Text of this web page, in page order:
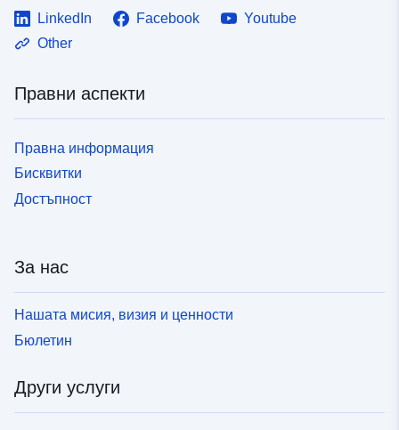
LinkedIn Facebook
Youtube
Other
Правни аспекти
Правна информация
Бисквитки
Достъпност
За нас
Нашата мисия, визия и ценности
Бюлетин
Други услуги